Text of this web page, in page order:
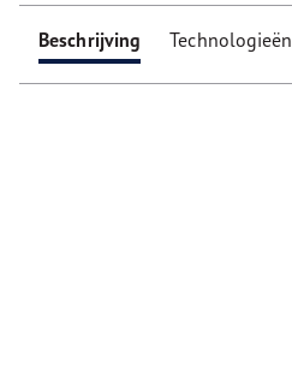
Beschrijving Technologieën